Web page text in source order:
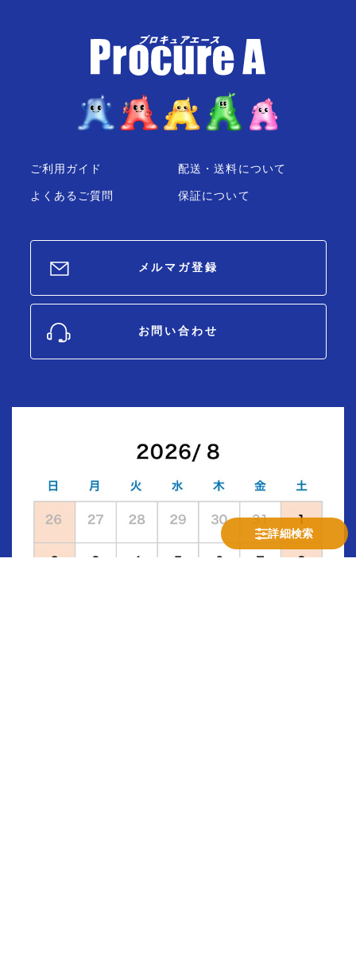
詳細検索
ご利用ガイド
よくあるご質問
配送・送料について
保証について
メルマガ登録
お問い合わせ